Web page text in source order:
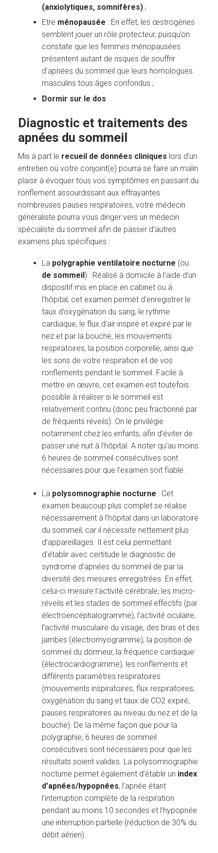
(anxiolytiques, somnifères) ;
Etre ménopausée : En effet, les œstrogènes
semblent jouer un rôle protecteur, puisqu’on
constate que les femmes ménopausées
présentent autant de risques de souffrir
d’apnées du sommeil que leurs homologues
masculins tous âges confondus ;
Dormir sur le dos
Diagnostic et traitements des
apnées du sommeil
Mis à part le recueil de données cliniques lors d’un
entretien où votre conjoint(e) pourra se faire un malin
plaisir à évoquer tous vos symptômes en passant du
ronflement assourdissant aux effrayantes
nombreuses pauses respiratoires, votre médecin
généraliste pourra vous diriger vers un médecin
spécialiste du sommeil afin de passer d’autres
examens plus spécifiques :
La polygraphie ventilatoire nocturne (ou
de sommeil ) : Réalisé à domicile à l’aide d’un
dispositif mis en place en cabinet ou à
l’hôpital, cet examen permet d’enregistrer le
taux d’oxygénation du sang, le rythme
cardiaque, le flux d’air inspiré et expiré par le
nez et par la bouche, les mouvements
respiratoires, la position corporelle, ainsi que
les sons de votre respiration et de vos
ronflements pendant le sommeil. Facile à
mettre en œuvre, cet examen est toutefois
possible à réaliser si le sommeil est
relativement continu (donc peu fractionné par
de fréquents réveils). On le privilégie
notamment chez les enfants, afin d’éviter de
passer une nuit à l’hôpital. A noter qu’au moins
6 heures de sommeil consécutives sont
nécessaires pour que l’examen soit fiable.
La polysomnographie nocturne : Cet
examen beaucoup plus complet se réalise
nécessairement à l’hôpital dans un laboratoire
du sommeil, car il nécessite nettement plus
d’appareillages. Il est celui permettant
d’établir avec certitude le diagnostic de
syndrome d’apnées du sommeil de par la
diversité des mesures enregistrées. En effet,
celui-ci mesure l’activité cérébrale, les micro-
réveils et les stades de sommeil effectifs (par
électroencéphalogramme), l’activité oculaire,
l’activité musculaire du visage, des bras et des
jambes (électromyogramme), la position de
sommeil du dormeur, la fréquence cardiaque
(électrocardiogramme), les ronflements et
différents paramètres respiratoires
(mouvements inspiratoires, flux respiratoires,
oxygénation du sang et taux de CO2 expiré,
pauses respiratoires au niveau du nez et de la
bouche). De la même façon que pour la
polygraphie, 6 heures de sommeil
consécutives sont nécessaires pour que les
résultats soient valides. La polysomnographie
nocturne permet également d’établir un index
d’apnées/hypopnées, l’apnée étant
l’interruption complète de la respiration
pendant au moins 10 secondes et l’hypopnée
une interruption partielle (réduction de 30% du
débit aérien).